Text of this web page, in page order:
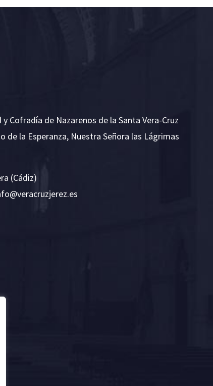
Cofradía de Nazarenos de la Santa Vera-Cruz
la Esperanza, Nuestra Señora las Lágrimas
(Cádiz)
se.ze
rejzu
rcare